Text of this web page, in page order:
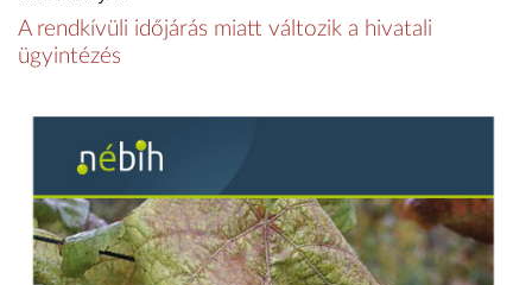
A rendkívüli időjárás miatt változik a hivatali
ügyintézés